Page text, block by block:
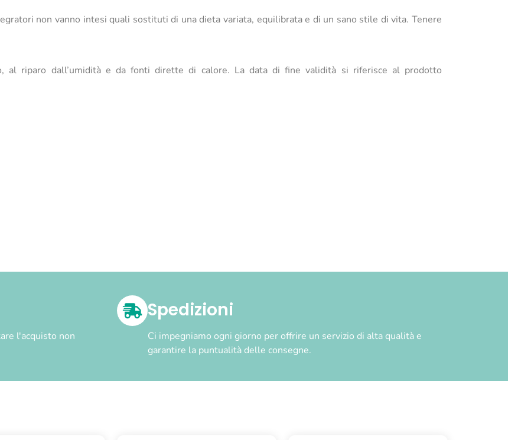
non vanno intesi quali sostituti di una dieta variata, equilibrata e di un sano stile di vita. Tenere
al riparo dall’umidità e da fonti dirette di calore. La data di fine validità si riferisce al prodotto
l'acquisto non
Spedizioni
Ci impegniamo ogni giorno per offrire un servizio di alta qualità e
garantire la puntualità delle consegne.